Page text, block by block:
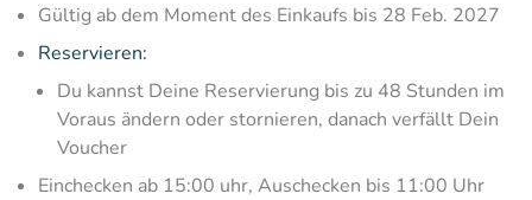
Gültig ab dem Moment des Einkaufs bis 28 Feb. 2027
Reservieren:
Du kannst Deine Reservierung bis zu 48 Stunden im
Voraus ändern oder stornieren, danach verfällt Dein
Voucher
Einchecken ab 15:00 uhr, Auschecken bis 11:00 Uhr